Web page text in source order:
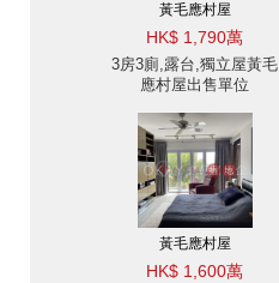
黃毛應村屋
HK$ 1,790萬
3房3廁,露台,獨立屋黃毛
應村屋出售單位
黃毛應村屋
HK$ 1,600萬